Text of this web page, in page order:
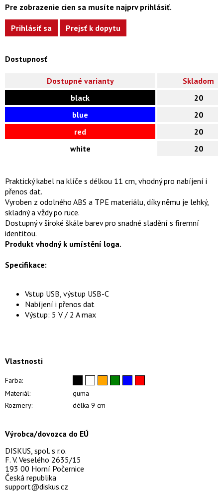
Pre zobrazenie cien sa musíte najprv prihlásiť.
Prihlásiť sa Prejsť k dopytu
Dostupnosť
Dostupné varianty
Skladom
black
20
blue
20
red
20
white
20
Praktický kabel na klíče s délkou 11 cm, vhodný pro nabíjení i
přenos dat.
Vyroben z odolného ABS a TPE materiálu, díky němu je lehký,
skladný a vždy po ruce.
Dostupný v široké škále barev pro snadné sladění s firemní
identitou.
Produkt vhodný k umístění loga.
Specifikace:
Vstup USB, výstup USB-C
Nabíjení i přenos dat
Výstup: 5 V / 2 A max
Vlastnosti
Farba:
Materiál:
guma
Rozmery:
délka 9 cm
Výrobca/dovozca do EÚ
DISKUS, spol. s r.o.
F. V. Veselého 2635/15
193 00 Horní Počernice
Česká republika
support@diskus.cz